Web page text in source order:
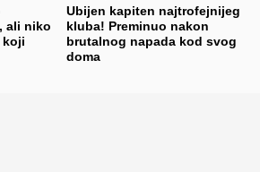
ali niko
koji
Ubijen kapiten najtrofejnijeg
kluba! Preminuo nakon
brutalnog napada kod svog
doma